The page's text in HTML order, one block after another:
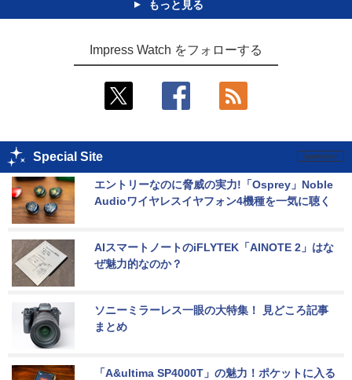
もっと見る
Impress Watch をフォローする
Special Site
エントリーなのに脅威の実力!「Osprey」Noble
Audioワイヤレスイヤフォン4機種を一気に聴く
AIスマートノートのiFLYTEK「AINOTE 2」はな
ぜ魅力的なのか？
ソニーミラーレス一眼の大特集！ 見どころ記事
まとめ
「A&ultima SP4000T」の魅力！ポケットに入る